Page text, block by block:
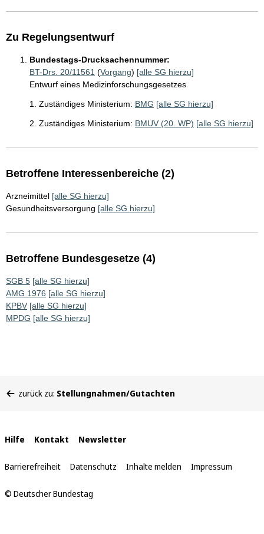
Zu Regelungsentwurf
Bundestags-Drucksachennummer:
BT-Drs. 20/11561 (Vorgang) [alle SG hierzu]
Entwurf eines Medizinforschungsgesetzes
1. Zuständiges Ministerium: BMG [alle SG hierzu]
2. Zuständiges Ministerium: BMUV (20. WP) [alle SG hierzu]
Betroffene Interessenbereiche (2)
Arzneimittel [alle SG hierzu]
Gesundheitsversorgung [alle SG hierzu]
Betroffene Bundesgesetze (4)
SGB 5 [alle SG hierzu]
AMG 1976 [alle SG hierzu]
KPBV [alle SG hierzu]
MPDG [alle SG hierzu]
befinden
zurück zu: Stellungnahmen/Gutachten
Interne
Links
Hilfe Kontakt Newsletter
Barrierefreiheit Datenschutz Inhalte melden Impressum
© Deutscher Bundestag